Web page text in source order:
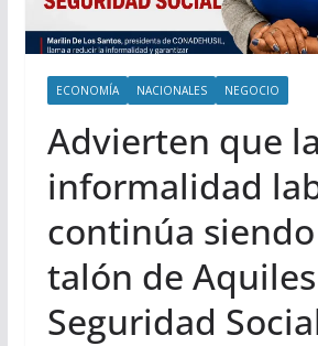
ECONOMÍA NACIONALES NEGOCIO
Advierten que la
informalidad
continúa
talón de
Seguridad